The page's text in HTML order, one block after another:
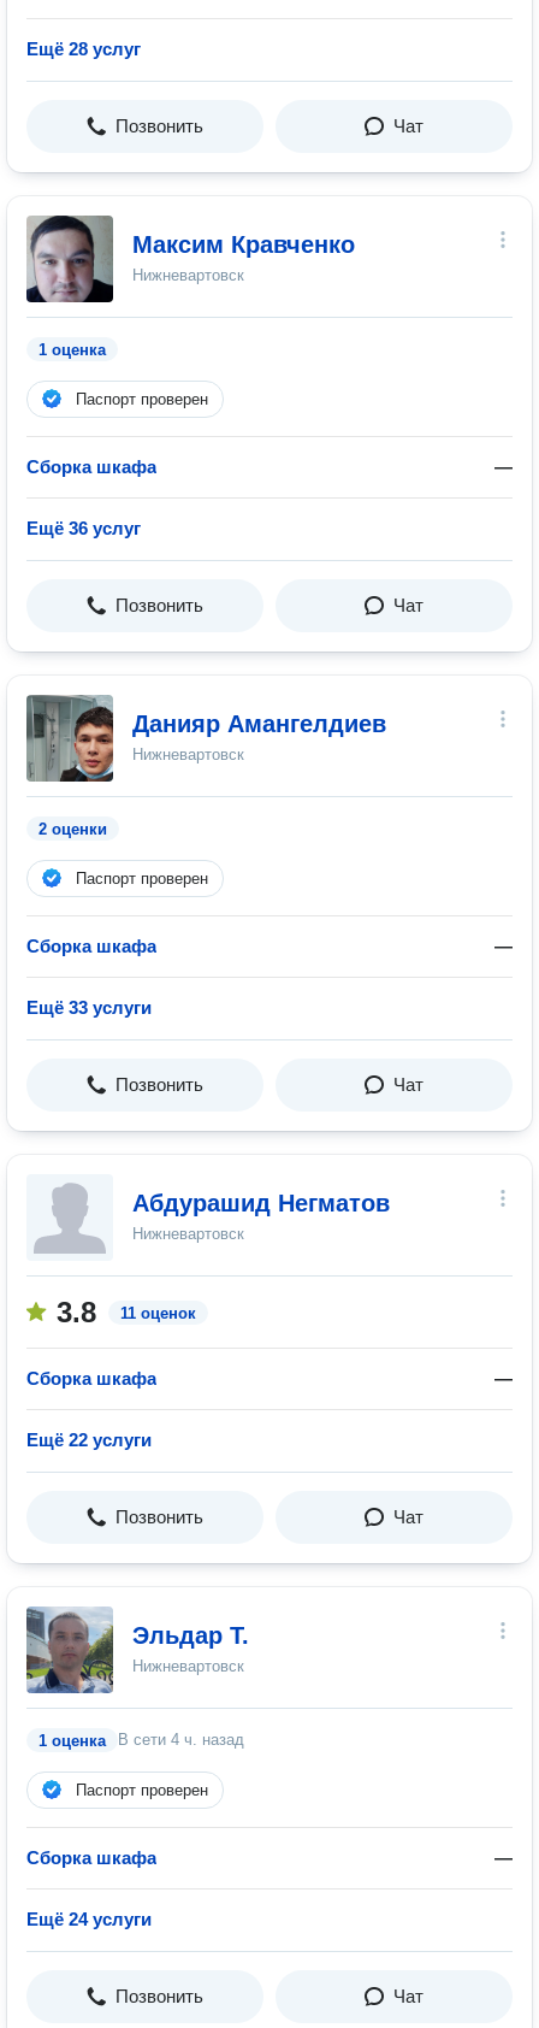
Ещё 28 услуг
Позвонить Чат
Максим Кравченко
Нижневартовск
1 оценка
Паспорт проверен
Сборка шкафа —
Ещё 36 услуг
Позвонить Чат
Данияр Амангелдиев
Нижневартовск
2 оценки
Паспорт проверен
Сборка шкафа —
Ещё 33 услуги
Позвонить Чат
Абдурaшид Негматов
Нижневартовск
3.8 11 оценок
Сборка шкафа —
Ещё 22 услуги
Позвонить Чат
Эльдар Т.
Нижневартовск
1 оценка В сети 4 ч. назад
Паспорт проверен
Сборка шкафа —
Ещё 24 услуги
Позвонить Чат